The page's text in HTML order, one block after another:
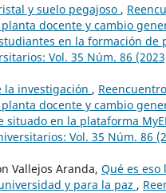
y suelo pegajoso ,
docente y cambio
en la formación de
Vol. 35 Núm. 86
la investigación ,
docente y cambio
situado en la plataforma
Vol. 35 Núm. 86
Vallejos Aranda, Qué es eso
y para la paz ,